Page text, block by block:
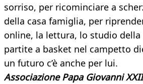
sorriso, per ricominciare a
della casa famiglia, per
online, la lettura, lo studio della
partite a basket nel campetto
un futuro c’è anche per lui.
Associazione Papa Giovanni